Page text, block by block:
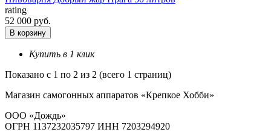
rating
52 000 руб.
В корзину
Купить в 1 клик
Показано с 1 по 2 из 2 (всего 1 страниц)
Магазин самогонных аппаратов «Крепкое Хобби»
ООО «Дождь»
ОГРН 1137232035797 ИНН 7203294920